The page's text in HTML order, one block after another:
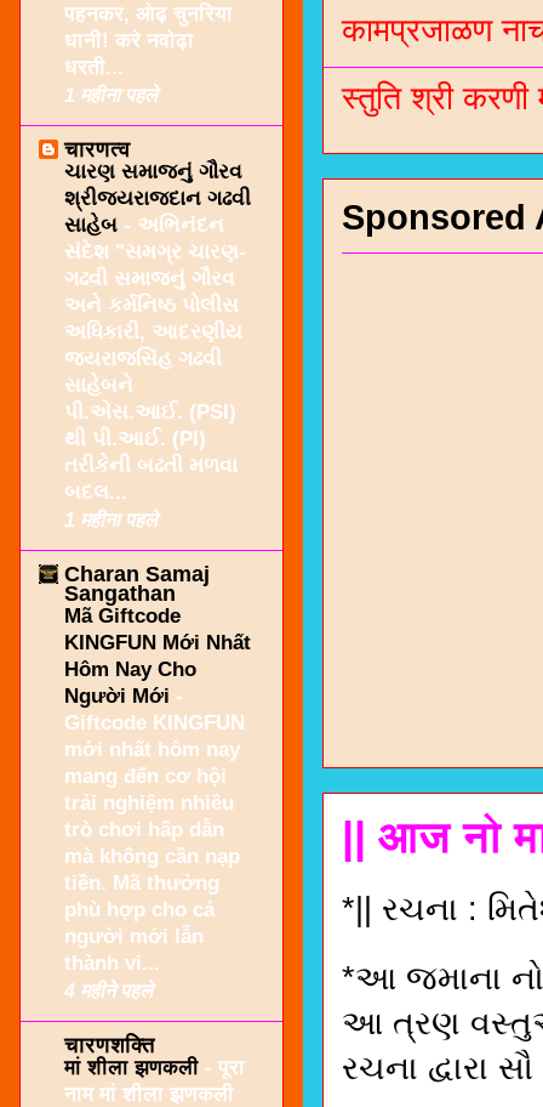
कामप्रजाळण
स्तुति श्री करणी
Sponsored
|| आज नो
*|| રચના :
*આ જમાના
આ ત્રણ
રચના દ્વારા
पहनकर, ओढ़ चुनरिया
धानी! करे नवोढ़ा
धरती...
1 महीना पहले
चारणत्व
ચારણ સમાજનું ગૌરવ
શ્રીજયરાજદાન ગઢવી
સાહેબ - અભિનંદન
સંદેશ "સમગ્ર ચારણ-
ગઢવી સમાજનું ગૌરવ
અને કર્મનિષ્ઠ પોલીસ
અધિકારી, આદરણીય
જયરાજસિંહ ગઢવી
સાહેબને
પી.એસ.આઈ. (PSI)
થી પી.આઈ. (PI)
તરીકેની બઢતી મળવા
બદલ...
1 महीना पहले
Charan Samaj
Sangathan
Mã Giftcode
KINGFUN Mới Nhất
Hôm Nay Cho
Người Mới -
Giftcode KINGFUN
mới nhất hôm nay
mang đến cơ hội
trải nghiệm nhiều
trò chơi hấp dẫn
mà không cần nạp
tiền. Mã thưởng
phù hợp cho cả
người mới lẫn
thành vi...
4 महीने पहले
चारणशक्ति
मां शीला झणकली - पूरा
नाम मां शीला झणकली